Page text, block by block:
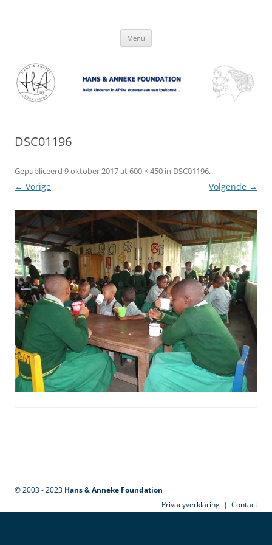
Menu
DSC01196
Gepubliceerd 9 oktober 2017at600 × 450 in DSC01196.
← Vorige Volgende →
© 2003 - 2023 Hans & Anneke Foundation
Privacyverklaring | Contact